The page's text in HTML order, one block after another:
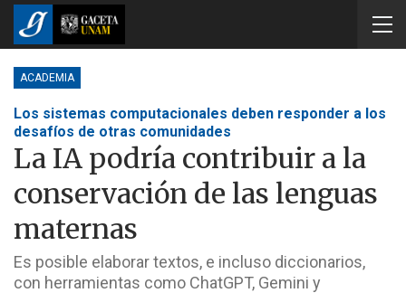
ACADEMIA
Los sistemas computacionales deben responder a los
desafíos de otras comunidades
La IA podría contribuir a la
conservación de las lenguas
maternas
Es posible elaborar textos, e incluso diccionarios,
con herramientas como ChatGPT, Gemini y